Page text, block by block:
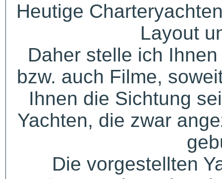
Heutige
Layout
Daher stelle ich
bzw. auch Filme,
Ihnen die Sichtung
Yachten, die zwar
Die vorgestellten